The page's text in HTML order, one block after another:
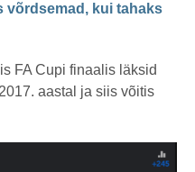
võrdsemad, kui tahaks
FA Cupi finaalis läksid
aastal ja siis võitis